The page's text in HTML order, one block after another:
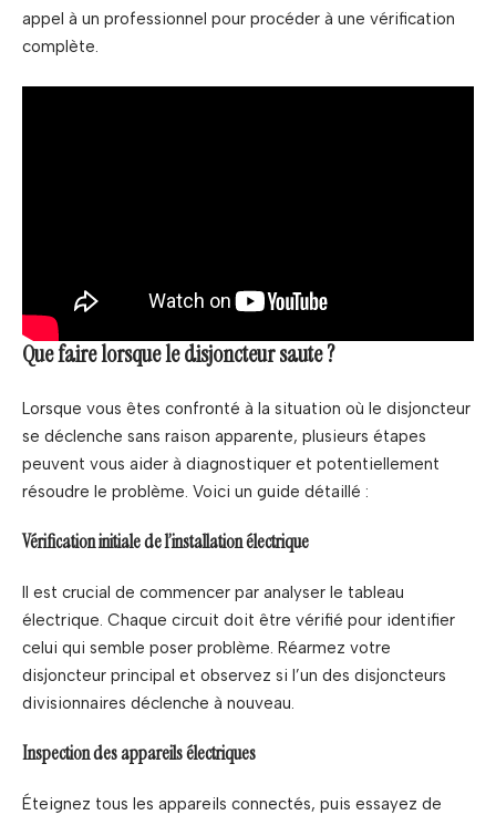
appel à un professionnel pour procéder à une vérification
complète.
Que faire lorsque le disjoncteur saute ?
Lorsque vous êtes confronté à la situation où le disjoncteur
se déclenche sans raison apparente, plusieurs étapes
peuvent vous aider à diagnostiquer et potentiellement
résoudre le problème. Voici un guide détaillé :
Vérification initiale de l’installation électrique
Il est crucial de commencer par analyser le tableau
électrique. Chaque circuit doit être vérifié pour identifier
celui qui semble poser problème. Réarmez votre
disjoncteur principal et observez si l’un des disjoncteurs
divisionnaires déclenche à nouveau.
Inspection des appareils électriques
Éteignez tous les appareils connectés, puis essayez de